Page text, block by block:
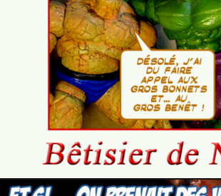
21 décembre 2017